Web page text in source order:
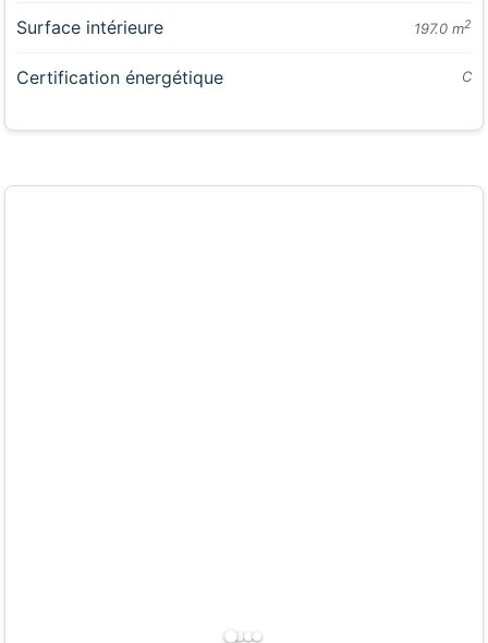
Surface intérieure 197.0 m2
Certification énergétique C